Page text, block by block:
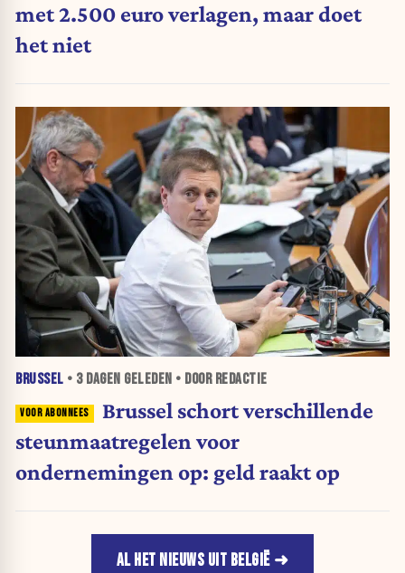
met 2.500 euro verlagen, maar doet
het niet
BRUSSEL • 3 DAGEN GELEDEN • DOOR REDACTIE
Brussel schort verschillende
steunmaatregelen voor
ondernemingen op: geld raakt op
AL HET NIEUWS UIT BELGIË